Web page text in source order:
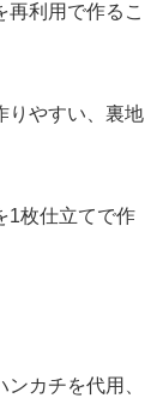
利用で作るこ
すい、裏地
仕立てで作
カチを代用、